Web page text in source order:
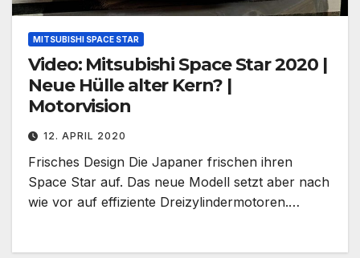
MITSUBISHI SPACE STAR
Video: Mitsubishi Space Star 2020 |
Neue Hülle alter Kern? |
Motorvision
12. APRIL 2020
Frisches Design Die Japaner frischen ihren
Space Star auf. Das neue Modell setzt aber nach
wie vor auf effiziente Dreizylindermotoren.…